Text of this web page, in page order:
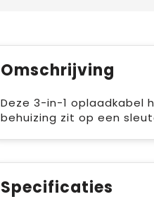
Omschrijving
Deze 3-in-1 oplaadkabel
behuizing zit op een
Specificaties